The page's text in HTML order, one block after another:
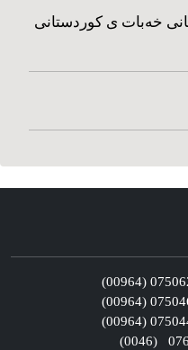
خه‌بات ی کوردستانی